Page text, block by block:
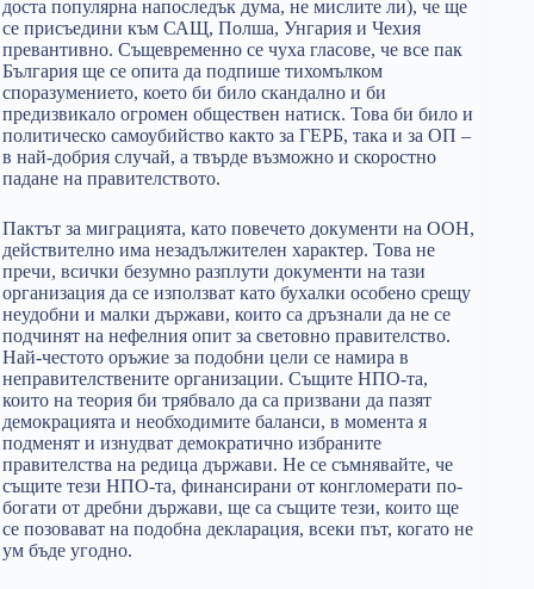
доста популярна напоследък дума, не мислите ли), че ще
се присъедини към САЩ, Полша, Унгария и Чехия
превантивно. Същевременно се чуха гласове, че все пак
България ще се опита да подпише тихомълком
споразумението, което би било скандално и би
предизвикало огромен обществен натиск. Това би било и
политическо самоубийство както за ГЕРБ, така и за ОП –
в най-добрия случай, а твърде възможно и скоростно
падане на правителството.
Пактът за миграцията, като повечето документи на ООН,
действително има незадължителен характер. Това не
пречи, всички безумно разплути документи на тази
организация да се използват като бухалки особено срещу
неудобни и малки държави, които са дръзнали да не се
подчинят на нефелния опит за световно правителство.
Най-честото оръжие за подобни цели се намира в
неправителствените организации. Същите НПО-та,
които на теория би трябвало да са призвани да пазят
демокрацията и необходимите баланси, в момента я
подменят и изнудват демократично избраните
правителства на редица държави. Не се съмнявайте, че
същите тези НПО-та, финансирани от конгломерати по-
богати от дребни държави, ще са същите тези, които ще
се позовават на подобна декларация, всеки път, когато не
ум бъде угодно.